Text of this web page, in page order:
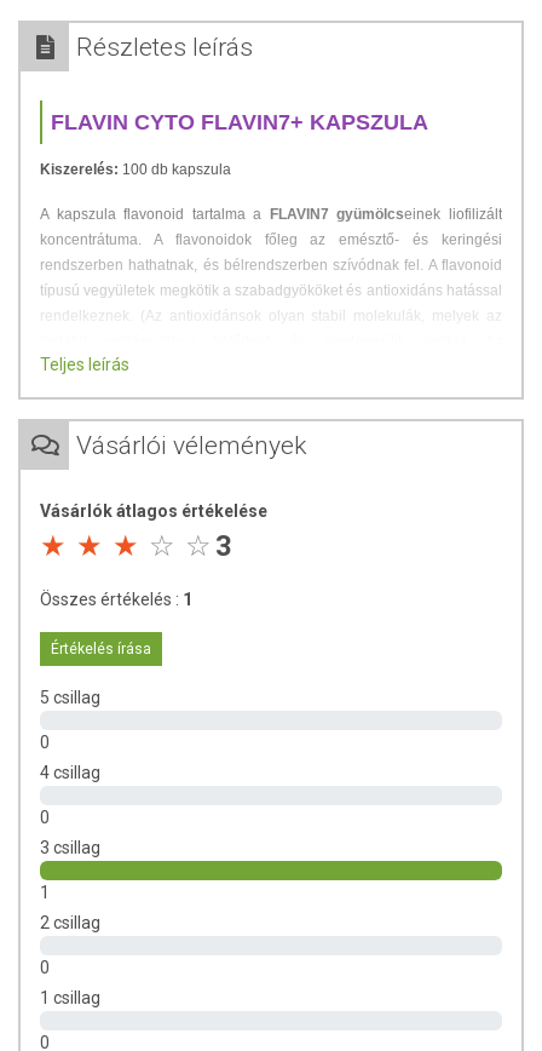
Részletes leírás
FLAVIN CYTO FLAVIN7+ KAPSZULA
Kiszerelés: 100 db kapszula
A kapszula flavonoid tartalma a FLAVIN7 gyümölcseinek liofilizált
koncentrátuma. A flavonoidok főleg az emésztő- és keringési
rendszerben hathatnak, és bélrendszerben szívódnak fel. A flavonoid
típusú vegyületek megkötik a szabadgyököket és antioxidáns hatással
rendelkeznek. (Az antioxidánsok olyan stabil molekulák, melyek az
oxidánsokat mindig is összefüggésbe hozták a rákkal és a korai
hazai klinikai és laboratóriumi vizsgálat igazolja.
Mit érdemes tudni az Enzimekről?
Olyan fehérjék, melyek a szervezetben lezajló kémiai reakciók
sebességét fokozzák (katalizálják)
Háromezer enzimet fedeztek fel az emberi szervezetben. -
vesznek részt.
Születésnél már rendelkezünk egy adott mennyiséggel, ám
Ám a vitaminokkal ellentétben, az enzimeket csak élő
nedvesség és a meleg hatására, óriási energiával tör elő az új
A magok egy növény felneveléséhez szükséges hatalmas
mennyiségű ENZIMET tartalmaznak, amely csírázáskor még inkább
szervezetünkben! A gyógykezelések, a hiányos táplálkozás, és a
betegségek is óriási mennyiséget emésztenek fel enzim-
egyre jobban ki van téve a súlyos betegségeknek.
Teljes leírás
Vásárlói vélemények
Vásárlók átlagos értékelése
3
Összes értékelés : 1
Értékelés írása
5 csillag
0
4 csillag
0
3 csillag
1
2 csillag
0
1 csillag
0